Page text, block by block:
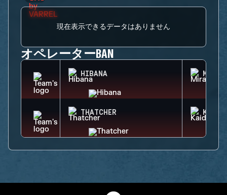
現在表示できるデータはありません
オペレーターBAN
HIBANA MIRA
THATCHER KAID